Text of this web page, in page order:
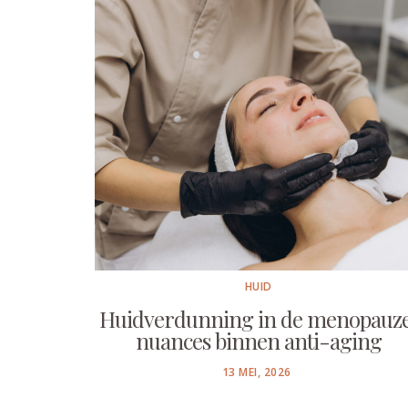
HUID
Huidverdunning in de
nuances binnen anti-aging
POSTED
13 MEI, 2026